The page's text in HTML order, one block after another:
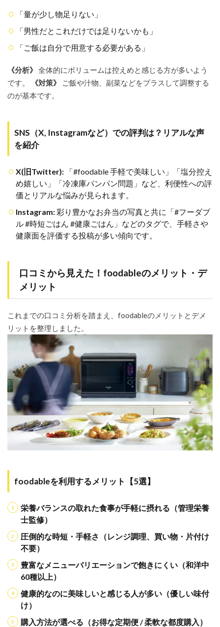
ニュ
ーの
選び
方
メニ
選び
で失
のポ
イン
ト
【徹底
比較】
foodable
vs
nosh(ナ
ュ)・三
ツ星フ
8.1
foodable
と
ッシュ)
の比較
表と選
び方
8.2
foodable
と三ツ
星ファ
ームの
比較表
と選び
方
選び方
比較
まと
め：
あな
たの
ニー
ズに
合う
のは
れ？
9
foodable
「量が少し物足りない」
「男性だとこれだけでは足りないかも」
「ご飯は自分で用意する必要がある」
《分析》
全体的にボリュームは控えめと感じる方が多いよう
です。
《対策》
ご飯や汁物、副菜などをプラスして調整する
のが基本です。
SNS（X, Instagramなど）での評判は？リアルな声
を紹介
X(旧Twitter): 「#foodable 手軽で美味しい」「塩分控え
め嬉しい」「冷凍庫パンパン問題」など、利便性への評
価とリアルな悩みが見られます。
Instagram:彩り豊かなお弁当の写真と共に「#フーダブ
ル #時短ごはん #健康ごはん」などのタグで、手軽さや
健康面を評価する投稿が多い傾向です。
口コミから見えた！foodableのメリット・デ
メリット
これまでの口コミ分析を踏まえ、foodableのメリットとデメ
リットを整理しました。
foodableを利用するメリット【5選】
栄養バランスの取れた食事が手軽に摂れる（管理栄養
士監修）
圧倒的な時短・手軽さ（レンジ調理、買い物・片付け
不要）
豊富なメニューバリエーションで飽きにくい（和洋中
60種以上）
健康的なのに美味しいと感じる人が多い（優しい味付
け）
購入方法が選べる（お得な定期便 / 柔軟な都度購入）